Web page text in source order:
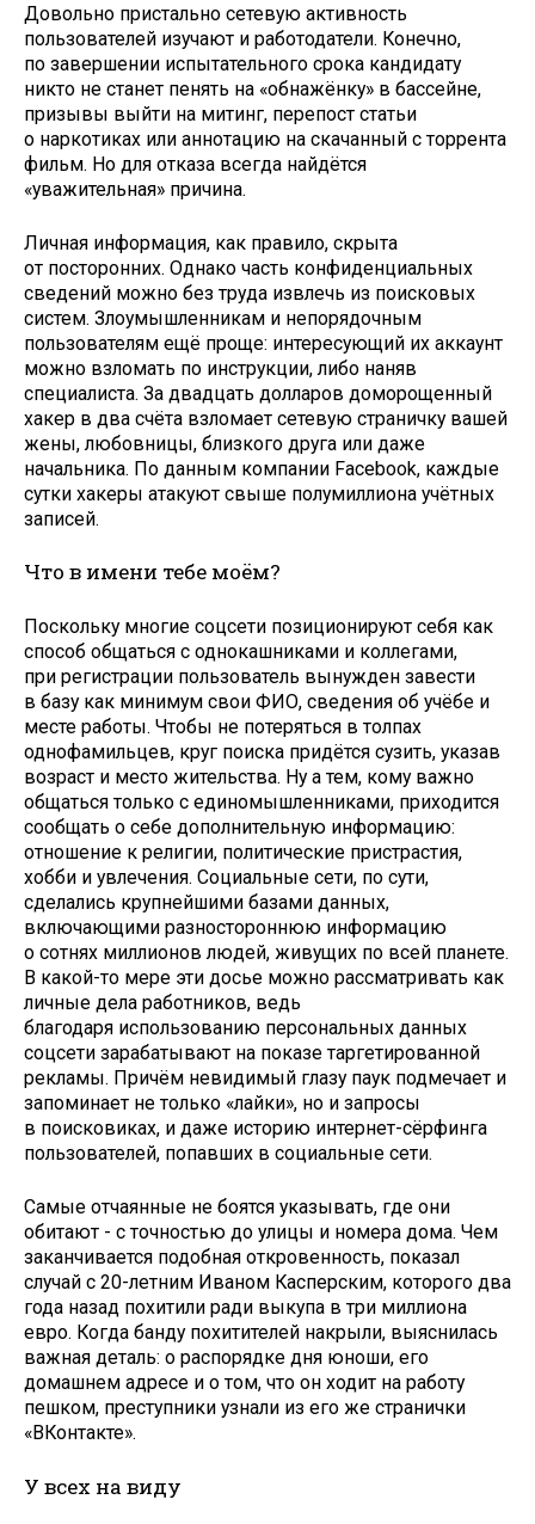
Довольно пристально сетевую активность
пользователей изучают и работодатели. Конечно,
по завершении испытательного срока кандидату
никто не станет пенять на «обнажёнку» в бассейне,
призывы выйти на митинг, перепост статьи
о наркотиках или аннотацию на скачанный с торрента
фильм. Но для отказа всегда найдётся
«уважительная» причина.
Личная информация, как правило, скрыта
от посторонних. Однако часть конфиденциальных
сведений можно без труда извлечь из поисковых
систем. Злоумышленникам и непорядочным
пользователям ещё проще: интересующий их аккаунт
можно взломать по инструкции, либо наняв
специалиста. За двадцать долларов доморощенный
хакер в два счёта взломает сетевую страничку вашей
жены, любовницы, близкого друга или даже
начальника. По данным компании Facebook, каждые
сутки хакеры атакуют свыше полумиллиона учётных
записей.
Что в имени тебе моём?
Поскольку многие соцсети позиционируют себя как
способ общаться с однокашниками и коллегами,
при регистрации пользователь вынужден завести
в базу как минимум свои ФИО, сведения об учёбе и
месте работы. Чтобы не потеряться в толпах
однофамильцев, круг поиска придётся сузить, указав
возраст и место жительства. Ну а тем, кому важно
общаться только с единомышленниками, приходится
сообщать о себе дополнительную информацию:
отношение к религии, политические пристрастия,
хобби и увлечения. Социальные сети, по сути,
сделались крупнейшими базами данных,
включающими разностороннюю информацию
о сотнях миллионов людей, живущих по всей планете.
В какой-то мере эти досье можно рассматривать как
личные дела работников, ведь
благодаря использованию персональных данных
соцсети зарабатывают на показе таргетированной
рекламы. Причём невидимый глазу паук подмечает и
запоминает не только «лайки», но и запросы
в поисковиках, и даже историю интернет-сёрфинга
пользователей, попавших в социальные сети.
Самые отчаянные не боятся указывать, где они
обитают - с точностью до улицы и номера дома. Чем
заканчивается подобная откровенность, показал
случай с 20-летним Иваном Касперским, которого два
года назад похитили ради выкупа в три миллиона
евро. Когда банду похитителей накрыли, выяснилась
важная деталь: о распорядке дня юноши, его
домашнем адресе и о том, что он ходит на работу
пешком, преступники узнали из его же странички
«ВКонтакте».
У всех на виду